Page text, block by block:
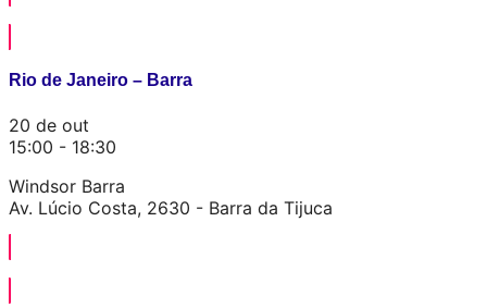
Rio de Janeiro – Barra
20 de out
15:00 - 18:30
Windsor Barra
Av. Lúcio Costa, 2630 - Barra da Tijuca